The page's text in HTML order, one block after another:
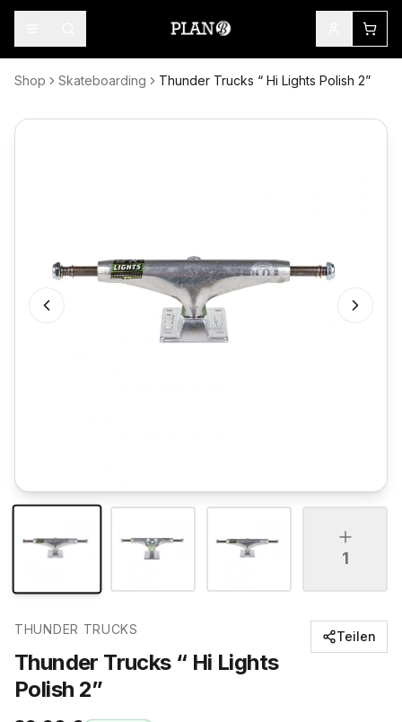
Shop Skateboarding Thunder Trucks “ Hi Lights Polish 2”
1
THUNDER TRUCKS
Thunder Trucks “ Hi Lights
Polish 2”
Teilen